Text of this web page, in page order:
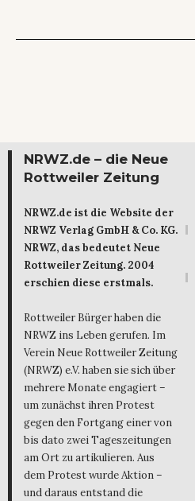
NRWZ.de – die Neue
Rottweiler Zeitung
NRWZ.de ist die Website der
NRWZ Verlag GmbH & Co. KG.
NRWZ, das bedeutet Neue
Rottweiler Zeitung. 2004
erschien diese erstmals.
Rottweiler Bürger haben die
NRWZ ins Leben gerufen. Im
Verein Neue Rottweiler Zeitung
(NRWZ) e.V. haben sie sich über
mehrere Monate engagiert –
um zunächst ihren Protest
gegen den Fortgang einer von
bis dato zwei Tageszeitungen
am Ort zu artikulieren. Aus
dem Protest wurde Aktion –
und daraus entstand die